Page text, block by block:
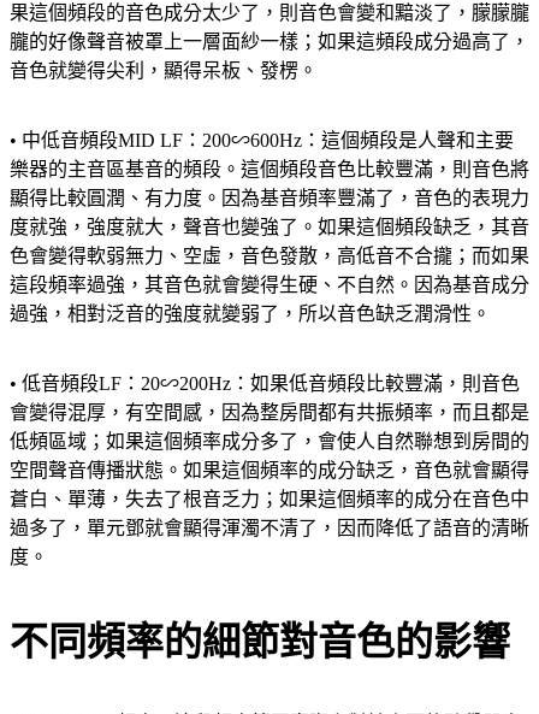
果這個頻段的音色成分太少了，則音色會變和黯淡了，朦朦朧
朧的好像聲音被罩上一層面紗一樣；如果這頻段成分過高了，
音色就變得尖利，顯得呆板、發楞。
• 中低音頻段MID LF：200∽600Hz：這個頻段是人聲和主要
樂器的主音區基音的頻段。這個頻段音色比較豐滿，則音色將
顯得比較圓潤、有力度。因為基音頻率豐滿了，音色的表現力
度就強，強度就大，聲音也變強了。如果這個頻段缺乏，其音
色會變得軟弱無力、空虛，音色發散，高低音不合攏；而如果
這段頻率過強，其音色就會變得生硬、不自然。因為基音成分
過強，相對泛音的強度就變弱了，所以音色缺乏潤滑性。
• 低音頻段LF：20∽200Hz：如果低音頻段比較豐滿，則音色
會變得混厚，有空間感，因為整房間都有共振頻率，而且都是
低頻區域；如果這個頻率成分多了，會使人自然聯想到房間的
空間聲音傳播狀態。如果這個頻率的成分缺乏，音色就會顯得
蒼白、單薄，失去了根音乏力；如果這個頻率的成分在音色中
過多了，單元鄧就會顯得渾濁不清了，因而降低了語音的清晰
度。
不同頻率的細節對音色的影響